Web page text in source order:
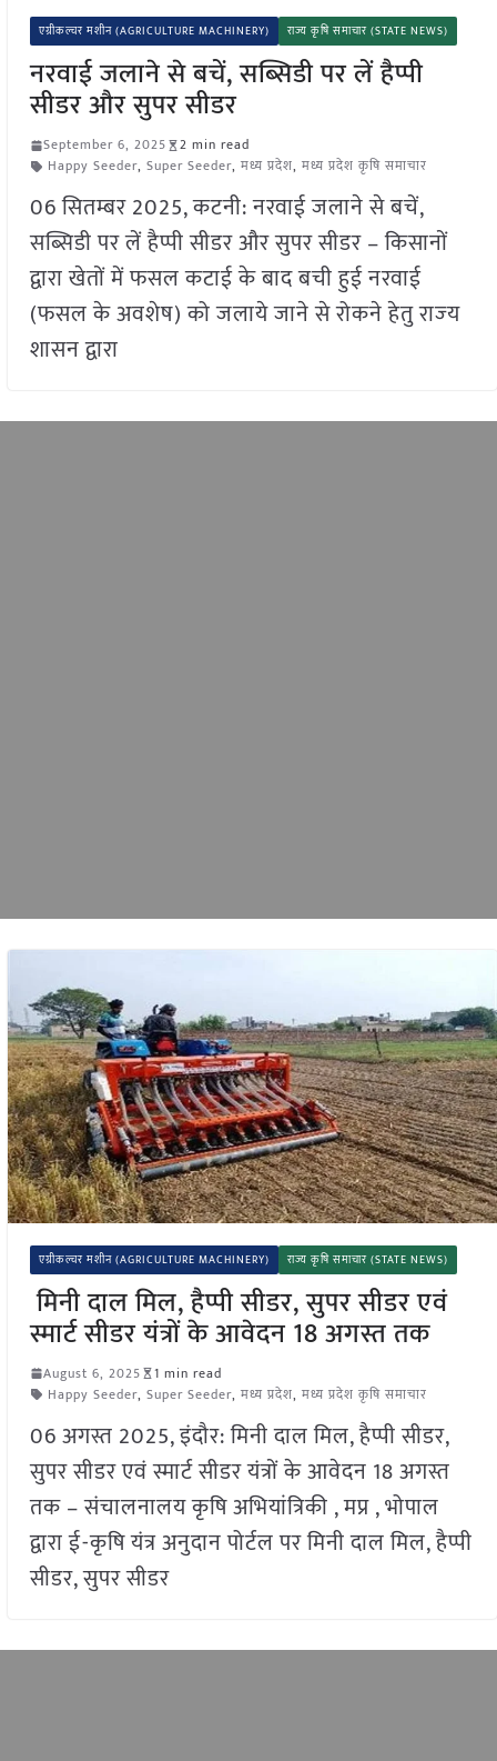
एग्रीकल्चर मशीन (AGRICULTURE MACHINERY) राज्य कृषि समाचार (STATE NEWS)
नरवाई जलाने से बचें, सब्सिडी पर लें हैप्पी
सीडर और सुपर सीडर
September 6, 2025
2 min read
Happy Seeder, Super Seeder, मध्य प्रदेश, मध्य प्रदेश कृषि समाचार
06 सितम्बर 2025, कटनी: नरवाई जलाने से बचें,
सब्सिडी पर लें हैप्पी सीडर और सुपर सीडर – किसानों
द्वारा खेतों में फसल कटाई के बाद बची हुई नरवाई
(फसल के अवशेष) को जलाये जाने से रोकने हेतु राज्‍य
शासन द्वारा
एग्रीकल्चर मशीन (AGRICULTURE MACHINERY) राज्य कृषि समाचार (STATE NEWS)
मिनी दाल मिल, हैप्पी सीडर, सुपर सीडर एवं
स्मार्ट सीडर यंत्रों के आवेदन 18 अगस्त तक
August 6, 2025
1 min read
Happy Seeder, Super Seeder, मध्य प्रदेश, मध्य प्रदेश कृषि समाचार
06 अगस्त 2025, इंदौर: मिनी दाल मिल, हैप्पी सीडर,
सुपर सीडर एवं स्मार्ट सीडर यंत्रों के आवेदन 18 अगस्त
तक – संचालनालय कृषि अभियांत्रिकी , मप्र , भोपाल
द्वारा ई-कृषि यंत्र अनुदान पोर्टल पर मिनी दाल मिल, हैप्पी
सीडर, सुपर सीडर